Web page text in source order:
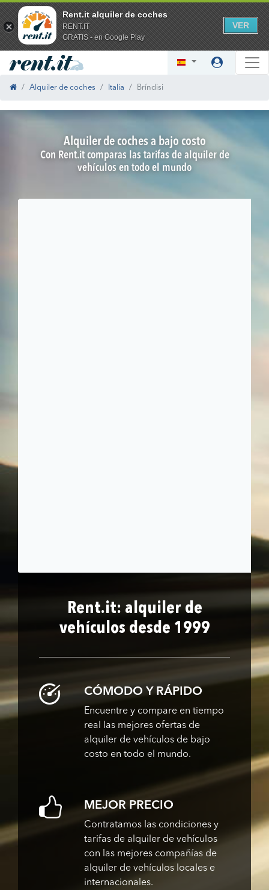
Rent.it alquiler de coches
RENT.IT
GRATIS - en Google Play
VER
Alquiler de coches Italia Bríndisi
Alquiler de coches a bajo costo
Con Rent.it comparas las tarifas de alquiler de
vehículos en todo el mundo
Rent.it: alquiler de
vehículos desde 1999
CÓMODO Y RÁPIDO
Encuentre y compare en tiempo
real las mejores ofertas de
alquiler de vehículos de bajo
costo en todo el mundo.
MEJOR PRECIO
Contratamos las condiciones y
tarifas de alquiler de vehículos
con las mejores compañías de
alquiler de vehículos locales e
internacionales.